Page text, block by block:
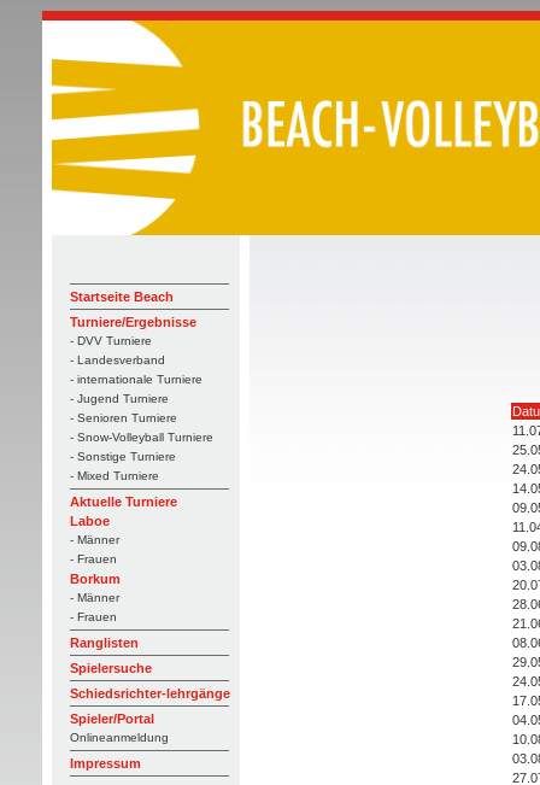
Startseite Beach
Turniere/Ergebnisse
- DVV Turniere
- Landesverband
- internationale Turniere
- Jugend Turniere
- Senioren Turniere
- Snow-Volleyball Turniere
- Sonstige Turniere
- Mixed Turniere
Aktuelle Turniere
Laboe
- Männer
- Frauen
Borkum
- Männer
- Frauen
Ranglisten
Spielersuche
Schiedsrichter-lehrgänge
Spieler/Portal
Onlineanmeldung
Impressum